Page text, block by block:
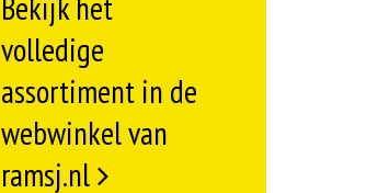
volledige
assortiment in de
webwinkel van
ramsj.nl